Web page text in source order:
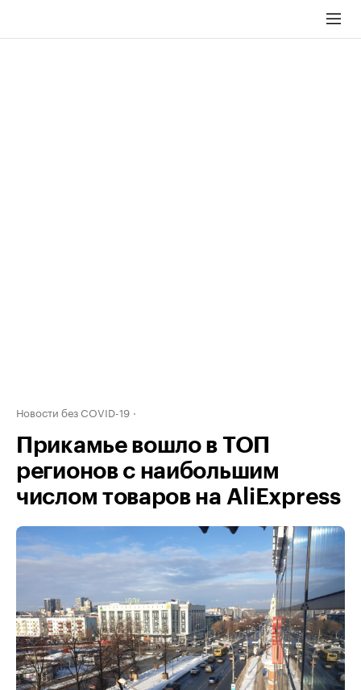
Новости без COVID-19
Прикамье вошло в ТОП
регионов с наибольшим
числом товаров на AliExpress